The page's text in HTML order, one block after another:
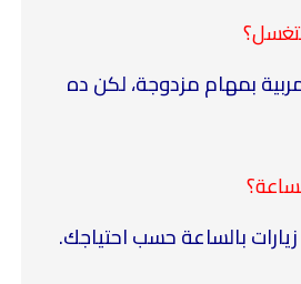
بمهام مزدوجة، لكن ده
بالساعة حسب احتياجك.